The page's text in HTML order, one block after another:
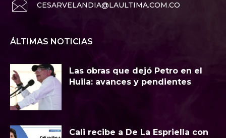
CESARVELANDIA@LAULTIMA.COM.CO
ÁLTIMAS NOTICIAS
Las obras que dejó Petro en el
Huila: avances y pendientes
Cali recibe a De La Espriella con